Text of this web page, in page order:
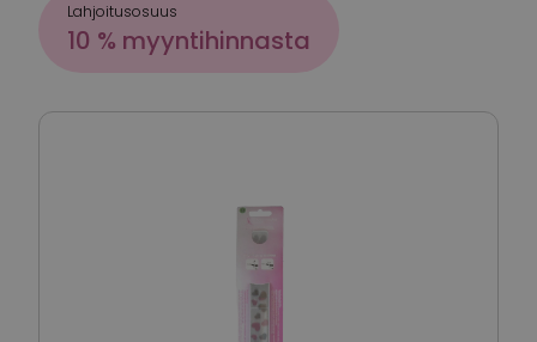
Lahjoitusosuus
10 % myyntihinnasta